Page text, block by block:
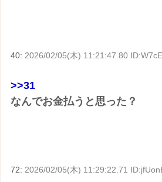
40: 2026/02/05(木) 11:21:47.80
>>31
なんでお金払うと思った？
72: 2026/02/05(木) 11:29:22.71